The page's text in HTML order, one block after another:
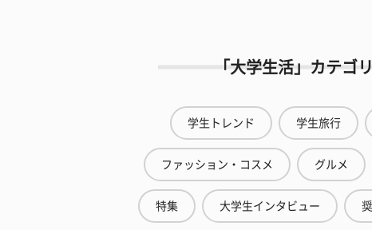
「大学生活」カテゴ
学生トレンド 学生旅行
ファッション・コスメ グルメ
特集 大学生インタビュー